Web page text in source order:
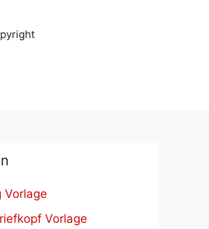
Vorlage
Vorlage